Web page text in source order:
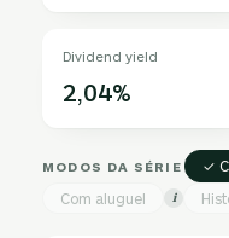
Dividend yield
2,04%
MODOS DA SÉRIE ✓
Com aluguel i